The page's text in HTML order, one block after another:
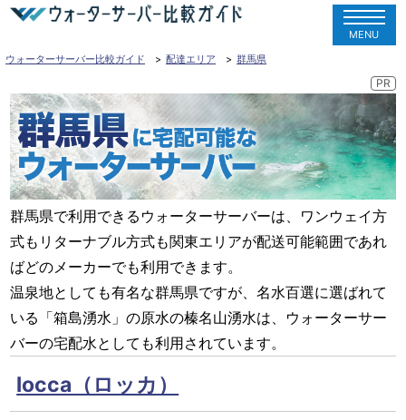
MENU
ウォーターサーバー比較ガイド
配達エリア 群馬県
群馬県で利用できるウォーターサーバーは、ワンウェイ方
式もリターナブル方式も関東エリアが配送可能範囲であれ
ばどのメーカーでも利用できます。
温泉地としても有名な群馬県ですが、名水百選に選ばれて
いる「箱島湧水」の原水の榛名山湧水は、ウォーターサー
バーの宅配水としても利用されています。
locca（ロッカ）